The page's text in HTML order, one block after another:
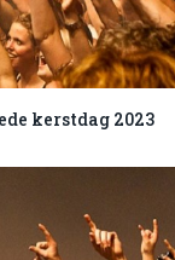
kerstdag 2023